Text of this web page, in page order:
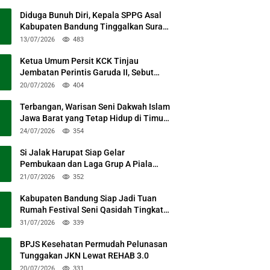
Diduga Bunuh Diri, Kepala SPPG Asal
Kabupaten Bandung Tinggalkan Surat
Permohonan Maaf
13/07/2026 483
Ketua Umum Persit KCK Tinjau
Jembatan Perintis Garuda II, Sebut
Simbol Kebersamaan TNI dan Rakyat
20/07/2026 404
Terbangan, Warisan Seni Dakwah Islam
Jawa Barat yang Tetap Hidup di Timur
Kabupaten Bandung
24/07/2026 354
Si Jalak Harupat Siap Gelar
Pembukaan dan Laga Grup A Piala
Presiden 2026 Sabtu Mendatang
21/07/2026 352
Kabupaten Bandung Siap Jadi Tuan
Rumah Festival Seni Qasidah Tingkat
Nasional
31/07/2026 339
BPJS Kesehatan Permudah Pelunasan
Tunggakan JKN Lewat REHAB 3.0
20/07/2026 331